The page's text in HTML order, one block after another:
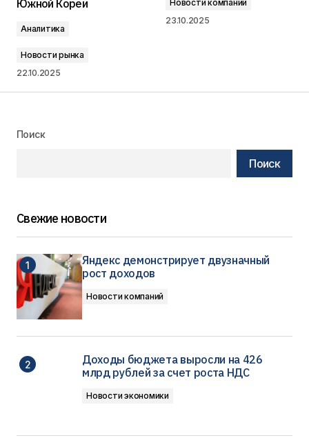
Южной Кореи
Аналитика
Новости рынка
22.10.2025
Новости компаний
23.10.2025
Поиск
Поиск
Свежие новости
Яндекс демонстрирует двузначный
рост доходов
Новости компаний
Доходы бюджета выросли на 426
млрд рублей за счет роста НДС
Новости экономики